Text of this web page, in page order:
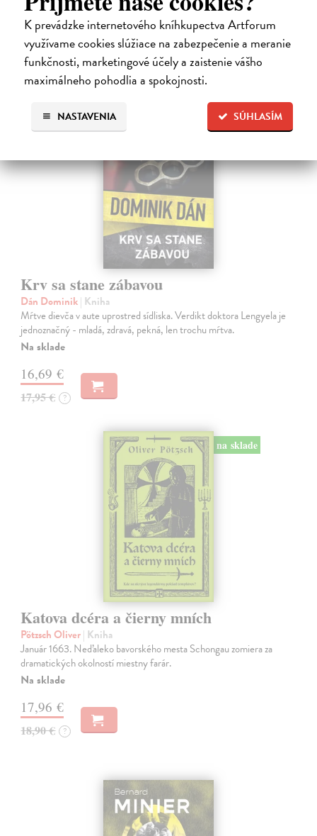
K prevádzke internetového kníhkupectva Artforum
využívame cookies slúžiace na zabezpečenie a meranie
funkčnosti, marketingové účely a zaistenie vášho
maximálneho pohodlia a spokojnosti.
SÚHLASÍM
NASTAVENIA
Zasielame do 12 dní
15,91 €
16,40 € ?
na sklade
Krv sa stane zábavou
Dán Dominik| Kniha
Mŕtve dievča v aute uprostred sídliska. Verdikt doktora Lengyela je
jednoznačný - mladá, zdravá, pekná, len trochu mŕtva.
Na sklade
16,69 €
17,95 € ?
na sklade
Katova dcéra a čierny mních
Pötzsch Oliver| Kniha
Január 1663. Neďaleko bavorského mesta Schongau zomiera za
dramatických okolností miestny farár.
Na sklade
17,96 €
18,90 € ?